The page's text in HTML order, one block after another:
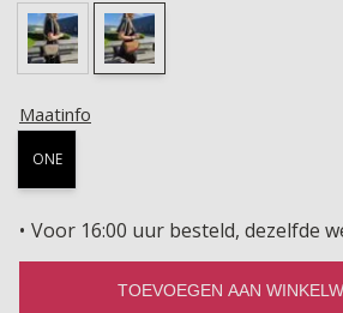
Maatinfo
ONE
Voor 16:00 uur besteld, dezelfde
TOEVOEGEN AAN